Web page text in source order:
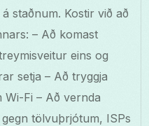
staðnum. Kostir við að
– Að komast
eins og
setja – Að tryggja
Wi-Fi – Að vernda
tölvuþrjótum, ISPs